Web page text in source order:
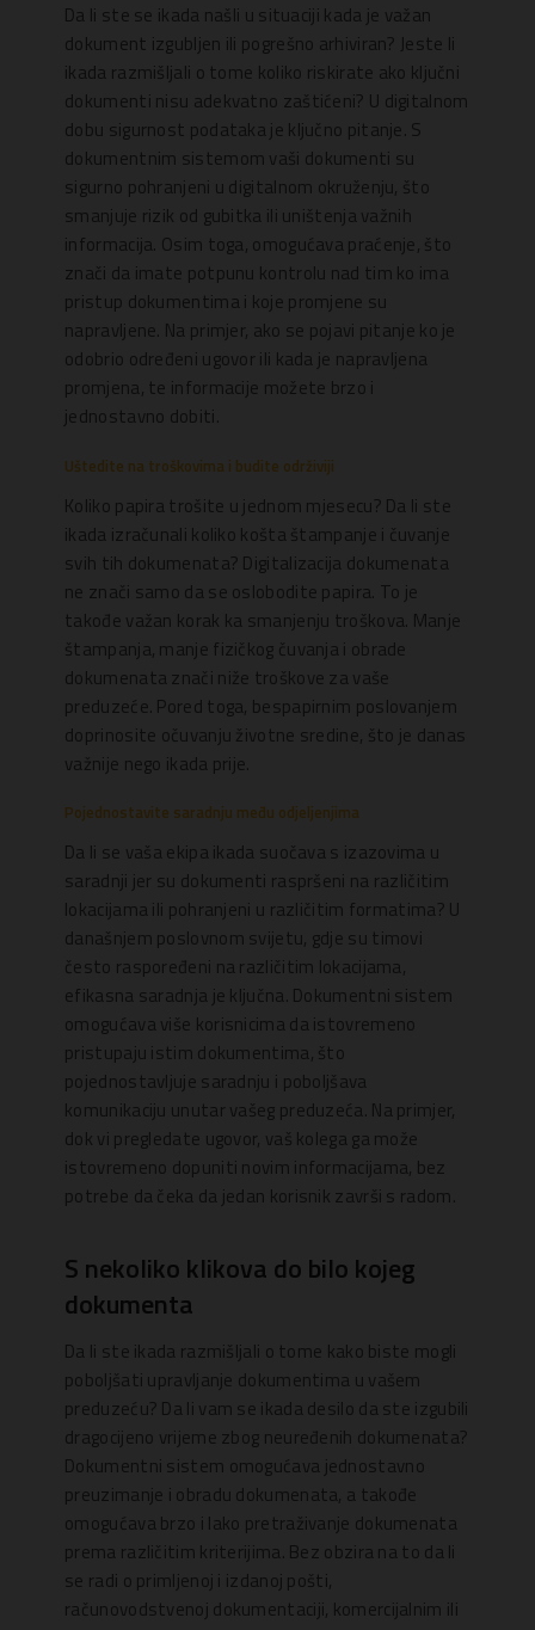
Da li ste se ikada našli u situaciji kada je važan
dokument izgubljen ili pogrešno arhiviran? Jeste li
ikada razmišljali o tome koliko riskirate ako ključni
dokumenti nisu adekvatno zaštićeni? U digitalnom
dobu sigurnost podataka je ključno pitanje. S
dokumentnim sistemom vaši dokumenti su
sigurno pohranjeni u digitalnom okruženju, što
smanjuje rizik od gubitka ili uništenja važnih
informacija. Osim toga, omogućava praćenje, što
znači da imate potpunu kontrolu nad tim ko ima
pristup dokumentima i koje promjene su
napravljene. Na primjer, ako se pojavi pitanje ko je
odobrio određeni ugovor ili kada je napravljena
promjena, te informacije možete brzo i
jednostavno dobiti.
Uštedite na troškovima i budite održiviji
Koliko papira trošite u jednom mjesecu? Da li ste
ikada izračunali koliko košta štampanje i čuvanje
svih tih dokumenata? Digitalizacija dokumenata
ne znači samo da se oslobodite papira. To je
takođe važan korak ka smanjenju troškova. Manje
štampanja, manje fizičkog čuvanja i obrade
dokumenata znači niže troškove za vaše
preduzeće. Pored toga, bespapirnim poslovanjem
doprinosite očuvanju životne sredine, što je danas
važnije nego ikada prije.
Pojednostavite saradnju među odjeljenjima
Da li se vaša ekipa ikada suočava s izazovima u
saradnji jer su dokumenti raspršeni na različitim
lokacijama ili pohranjeni u različitim formatima? U
današnjem poslovnom svijetu, gdje su timovi
često raspoređeni na različitim lokacijama,
efikasna saradnja je ključna. Dokumentni sistem
omogućava više korisnicima da istovremeno
pristupaju istim dokumentima, što
pojednostavljuje saradnju i poboljšava
komunikaciju unutar vašeg preduzeća. Na primjer,
dok vi pregledate ugovor, vaš kolega ga može
istovremeno dopuniti novim informacijama, bez
potrebe da čeka da jedan korisnik završi s radom.
S nekoliko klikova do bilo kojeg
dokumenta
Da li ste ikada razmišljali o tome kako biste mogli
poboljšati upravljanje dokumentima u vašem
preduzeću? Da li vam se ikada desilo da ste izgubili
dragocijeno vrijeme zbog neuređenih dokumenata?
Dokumentni sistem omogućava jednostavno
preuzimanje i obradu dokumenata, a takođe
omogućava brzo i lako pretraživanje dokumenata
prema različitim kriterijima. Bez obzira na to da li
se radi o primljenoj i izdanoj pošti,
računovodstvenoj dokumentaciji, komercijalnim ili